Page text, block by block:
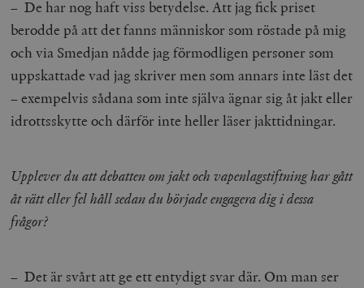
– De har nog haft viss betydelse. Att jag fick priset
berodde på att det fanns människor som röstade på mig
och via Smedjan nådde jag förmodligen personer som
uppskattade vad jag skriver men som annars inte läst det
– exempelvis sådana som inte själva ägnar sig åt jakt eller
idrottsskytte och därför inte heller läser jakttidningar.
Upplever du att debatten om jakt och vapenlagstiftning har gått
åt rätt eller fel håll sedan du började engagera dig i dessa
frågor?
– Det är svårt att ge ett entydigt svar där. Om man ser